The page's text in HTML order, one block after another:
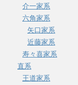
介一家系
六角家系
矢口家系
近藤家系
寿々喜家系
直系
王道家系